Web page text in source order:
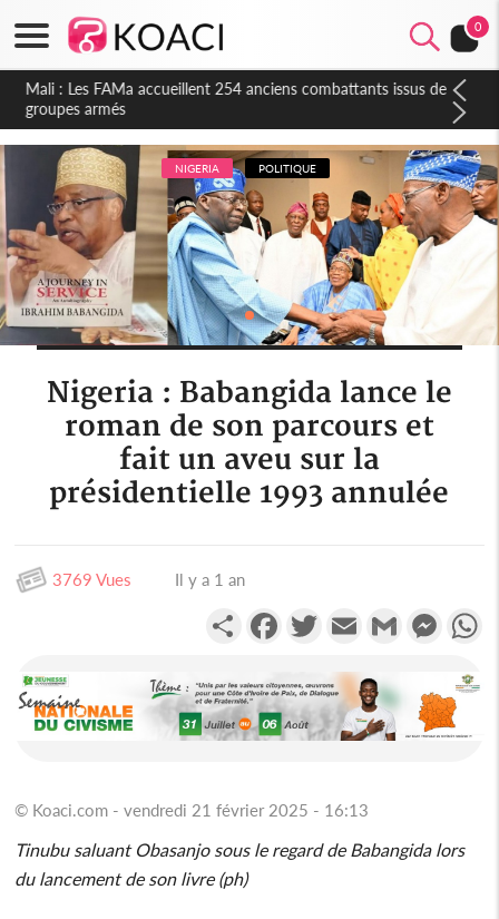
0
Mali : Les FAMa accueillent 254 anciens combattants issus de
groupes armés
NIGERIA POLITIQUE
Nigeria : Babangida lance le
roman de son parcours et
fait un aveu sur la
présidentielle 1993 annulée
3769 Vues Il y a 1 an
PartagerFacebookTwitterEmail Gmail
© Koaci.com - vendredi 21 février 2025 - 16:13
Tinubu saluant Obasanjo sous le regard de Babangida lors
du lancement de son livre (ph)